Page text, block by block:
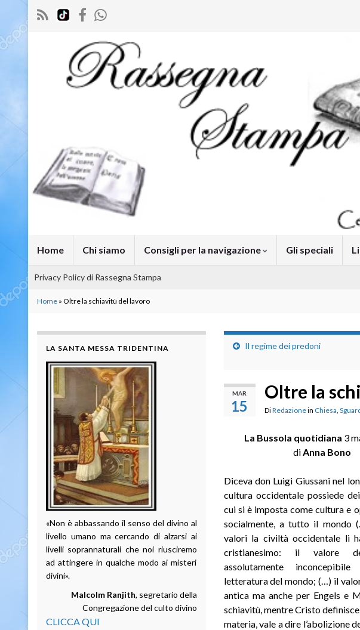
Home Chi siamo Consigli per la navigazione Gli speciali
Privacy Policy di Rassegna Stampa
Home » Oltre la schiavitù del lavoro
Il regime dei predoni
MAR
15
Oltre la
DiRedazionein Chiesa
La Bussola quotidiana 3
di Anna Bono
Diceva don Luigi Giussani nel
cultura occidentale possiede
cui si è imposta come cultura e
socialmente, a tutto il mondo
valori la civiltà occidentale li
cristianesimo: il valore
assolutamente
letteratura del mondo; (…) il
antica ma anche per Engels e
schiavitù, mentre Cristo
materia, vale a dire l’abolizione
LA SANTA MESSA TRIDENTINA
«Non è abbassando il senso del divino al
livello umano ma cercando di alzarsi ai
livelli soprannaturali che noi riusciremo
ad attingere in qualche modo ai misteri
divini».
Malcolm Ranjith, segretario della
Congregazione del culto divino
CLICCA QUI